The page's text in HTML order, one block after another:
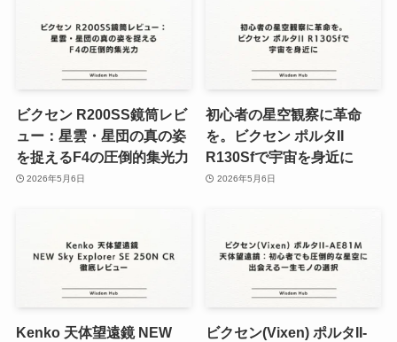
ビクセン R200SS鏡筒レビ
ュー：星雲・星団の真の姿
を捉えるF4の圧倒的集光力
2026年5月6日
初心者の星空観察に革命
を。ビクセン ポルタII
R130Sfで宇宙を身近に
2026年5月6日
Kenko 天体望遠鏡 NEW
ビクセン(Vixen) ポルタII-